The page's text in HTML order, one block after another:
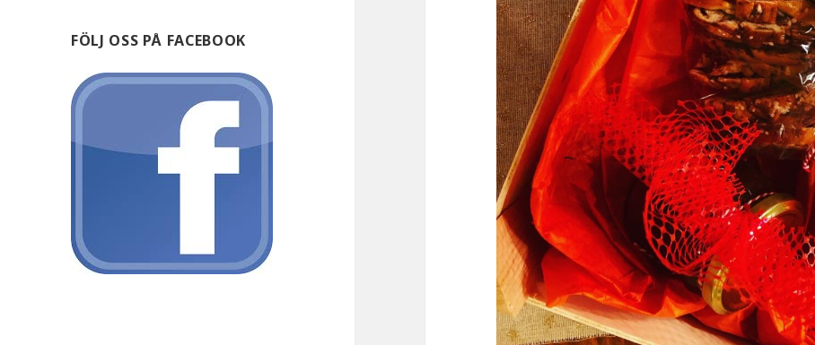
FÖLJ OSS PÅ FACEBOOK